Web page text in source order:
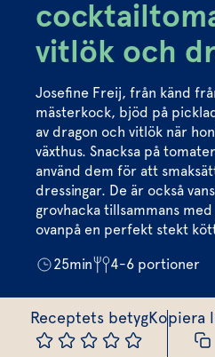
Dressing
Vinägrett
Fixa
vitlök och
Josefine Freij, från känd
mästerkock, bjöd på
av dragon och vitlök när
växthus. Snacksa på
använd dem för att
dressingar. De är också
grovhacka tillsammans
ovanpå en perfekt stekt
25min 4-6 portioner
Receptets betygKopiera